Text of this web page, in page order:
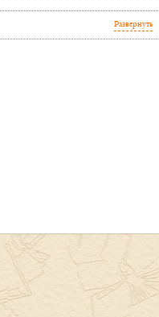
Развернуть